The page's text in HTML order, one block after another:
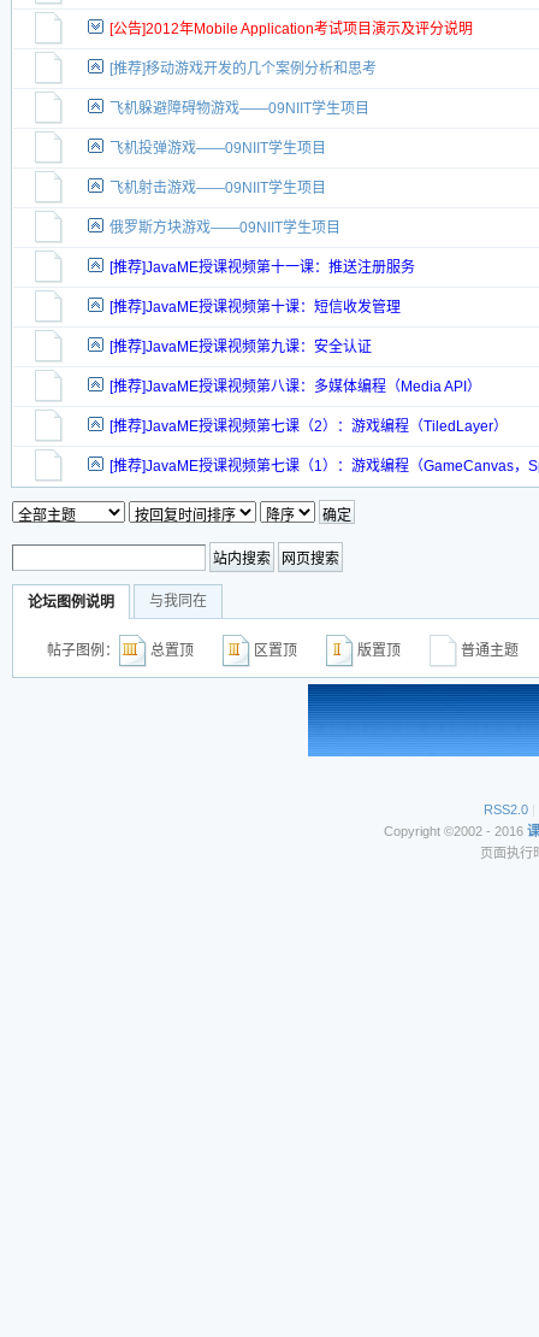
[公告]2012年Mobile Application考试项目演示及评分说明
[推荐]移动游戏开发的几个案例分析和思考
飞机躲避障碍物游戏——09NIIT学生项目
飞机投弹游戏——09NIIT学生项目
飞机射击游戏——09NIIT学生项目
俄罗斯方块游戏——09NIIT学生项目
[推荐]JavaME授课视频第十一课：推送注册服务
[推荐]JavaME授课视频第十课：短信收发管理
[推荐]JavaME授课视频第九课：安全认证
[推荐]JavaME授课视频第八课：多媒体编程（Media API）
[推荐]JavaME授课视频第七课（2）：游戏编程（TiledLayer）
[推荐]JavaME授课视频第七课（1）：游戏编程（GameCanvas，
论坛图例说明 与我同在
帖子图例： 总置顶 区置顶 版置顶 普通主
RSS2.0 |
Copyright ©2002 - 2016
页面执行